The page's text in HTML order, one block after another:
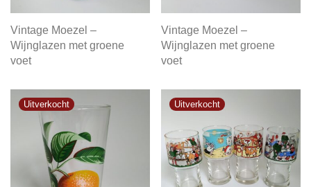
Vintage Moezel –
Wijnglazen met groene
voet
Vintage Moezel –
Wijnglazen met groene
voet